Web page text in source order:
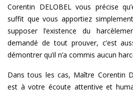
Corentin DELOBEL vous précise
suffit que vous apportiez
supposer l’existence du
demandé de tout prouver, c’est
démontrer qu’il n’a commis aucun
Dans tous les cas, Maître Corentin
est à votre écoute attentive et